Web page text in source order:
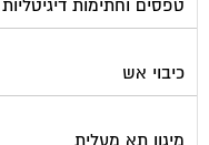
מערכות Wi-Fi
מערכות אזעקה / מצלמות